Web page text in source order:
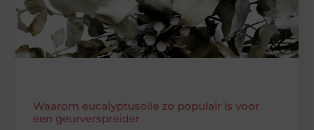
Waarom eucalyptusolie zo populair is voor
een geurverspreider